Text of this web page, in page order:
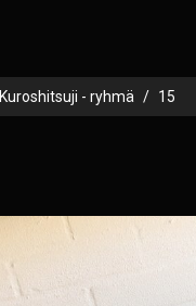
Kuroshitsuji - ryhmä 15